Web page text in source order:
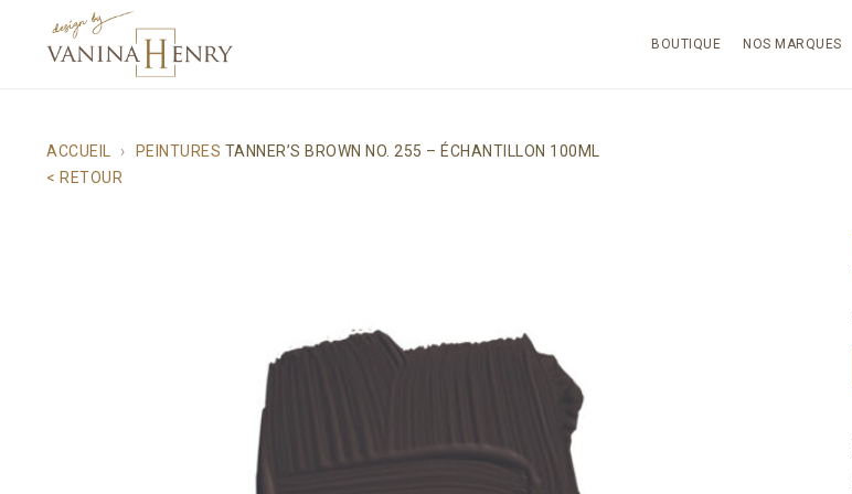
BOUTIQUE NOS MARQUES
ACCUEIL PEINTURES TANNER’S BROWN NO. 255 – ÉCHANTILLON 100ML
< RETOUR